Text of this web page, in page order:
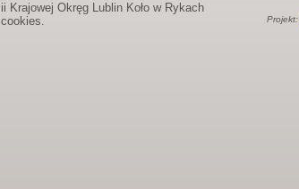
Krajowej Okręg Lublin Koło w Rykach
Projekt: